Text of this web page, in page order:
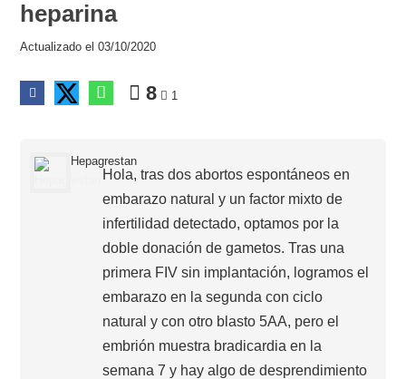
heparina
Actualizado el 03/10/2020
8 1
Hepagrestan
Hola, tras dos abortos espontáneos en
embarazo natural y un factor mixto de
infertilidad detectado, optamos por la
doble donación de gametos. Tras una
primera FIV sin implantación, logramos el
embarazo en la segunda con ciclo
natural y con otro blasto 5AA, pero el
embrión muestra bradicardia en la
semana 7 y hay algo de desprendimiento